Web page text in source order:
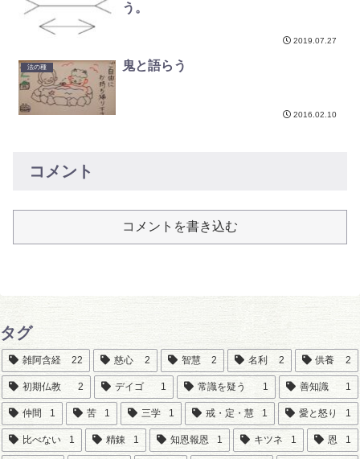
う。
2019.07.27
法の種 鬼と語らう
2016.02.10
コメント
コメントを書き込む
タグ
雑阿含経 22 慈心 2 智慧 2 名利 2 供養 2
初期仏教 2 デイゴ 1 常識を疑う 1 善知識 1
仲間 1 苦 1 三学 1 戒・定・慧 1 愛と怒り 1
比べない 1 精錬 1 知恩報恩 1 キツネ 1 恩 1